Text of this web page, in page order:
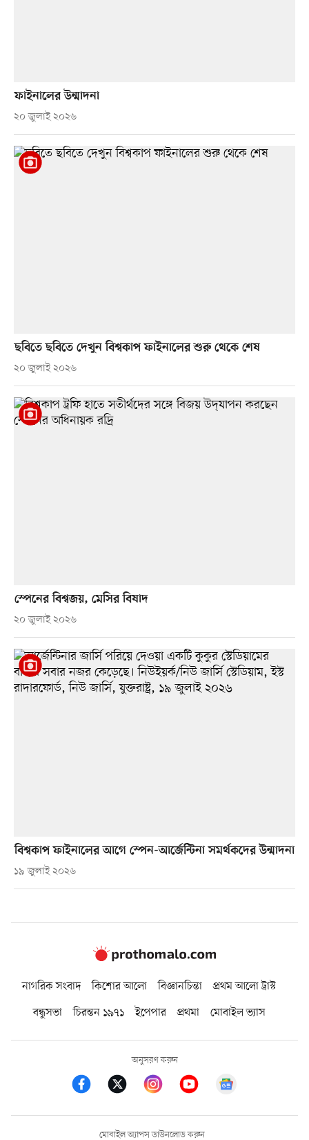
ফাইনালের উন্মাদনা
২০ জুলাই ২০২৬
ছবিতে ছবিতে দেখুন বিশ্বকাপ ফাইনালের শুরু থেকে শেষ
২০ জুলাই ২০২৬
স্পেনের বিশ্বজয়, মেসির বিষাদ
২০ জুলাই ২০২৬
বিশ্বকাপ ফাইনালের আগে স্পেন-আর্জেন্টিনা সমর্থকদের উন্মাদনা
১৯ জুলাই ২০২৬
নাগরিক সংবাদ কিশোর আলো বিজ্ঞানচিন্তা
প্রথম আলো ট্রাস্ট
বন্ধুসভা
চিরন্তন ১৯৭১ ইপেপার প্রথমা মোবাইল ভ্যাস
অনুসরণ করুন
মোবাইল অ্যাপস ডাউনলোড করুন